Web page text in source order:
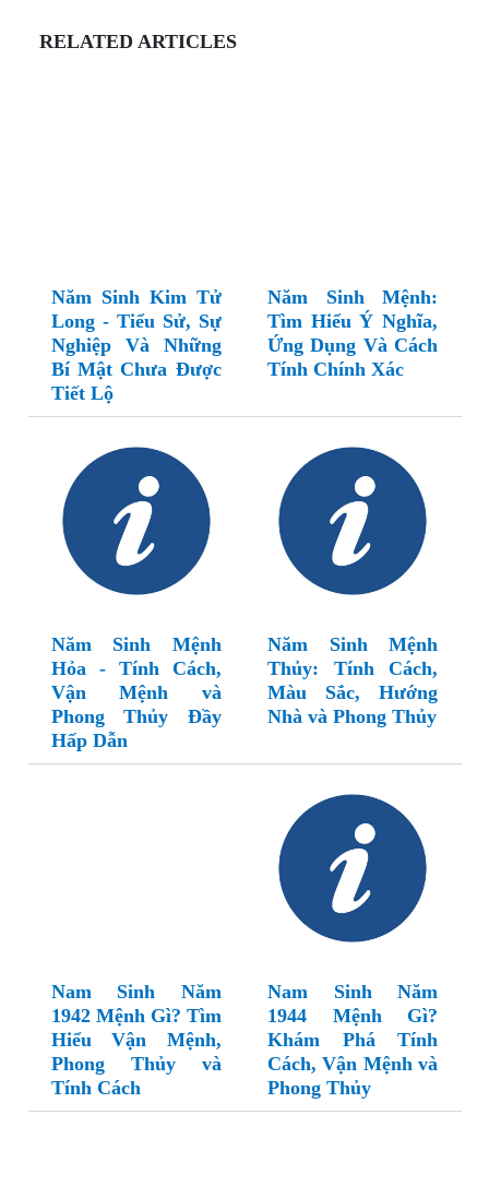
RELATED ARTICLES
Năm Sinh Kim Tử
Long - Tiểu Sử, Sự
Nghiệp Và Những
Bí Mật Chưa Được
Tiết Lộ
Năm Sinh Mệnh:
Tìm Hiểu Ý Nghĩa,
Ứng Dụng Và Cách
Tính Chính Xác
Năm Sinh Mệnh
Hỏa - Tính Cách,
Vận Mệnh và
Phong Thủy Đầy
Hấp Dẫn
Năm Sinh Mệnh
Thủy: Tính Cách,
Màu Sắc, Hướng
Nhà và Phong Thủy
Nam Sinh Năm
1942 Mệnh Gì? Tìm
Hiểu Vận Mệnh,
Phong Thủy và
Tính Cách
Nam Sinh Năm
1944 Mệnh Gì?
Khám Phá Tính
Cách, Vận Mệnh và
Phong Thủy